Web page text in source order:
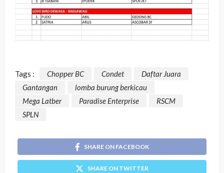
Tags : Chopper BC Condet
Daftar Juara
Gantangan
lomba burung berkicau
Mega Latber
Paradise Enterprise
RSCM
SPLN
SHARE ON FACEBOOK
SHARE ON TWITTER